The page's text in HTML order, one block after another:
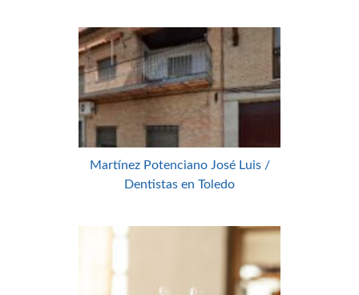
Martínez Potenciano José Luis /
Dentistas en Toledo